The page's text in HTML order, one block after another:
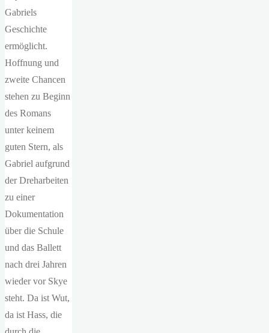
Gabriels
Geschichte
ermöglicht.
Hoffnung und
zweite Chancen
stehen zu Beginn
des Romans
unter keinem
guten Stern, als
Gabriel aufgrund
der Dreharbeiten
zu einer
Dokumentation
über die Schule
und das Ballett
nach drei Jahren
wieder vor Skye
steht. Da ist Wut,
da ist Hass, die